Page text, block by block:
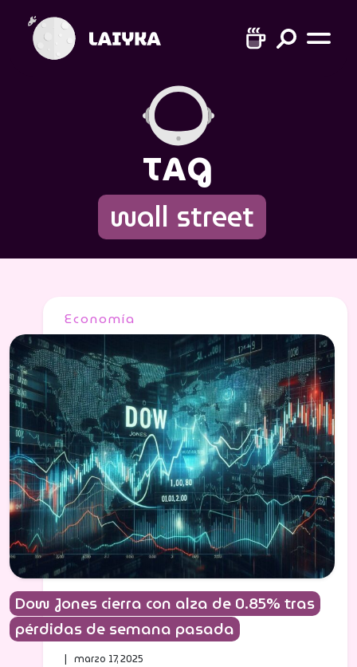
TAG
wall street
Economía
Dow Jones cierra con alza de 0.85% tras
pérdidas de semana pasada
| marzo 17, 2025